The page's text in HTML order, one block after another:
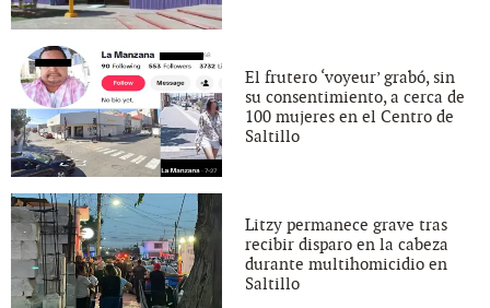
El frutero ‘voyeur’ grabó, sin
su consentimiento, a cerca de
100 mujeres en el Centro de
Saltillo
Litzy permanece grave tras
recibir disparo en la cabeza
durante multihomicidio en
Saltillo